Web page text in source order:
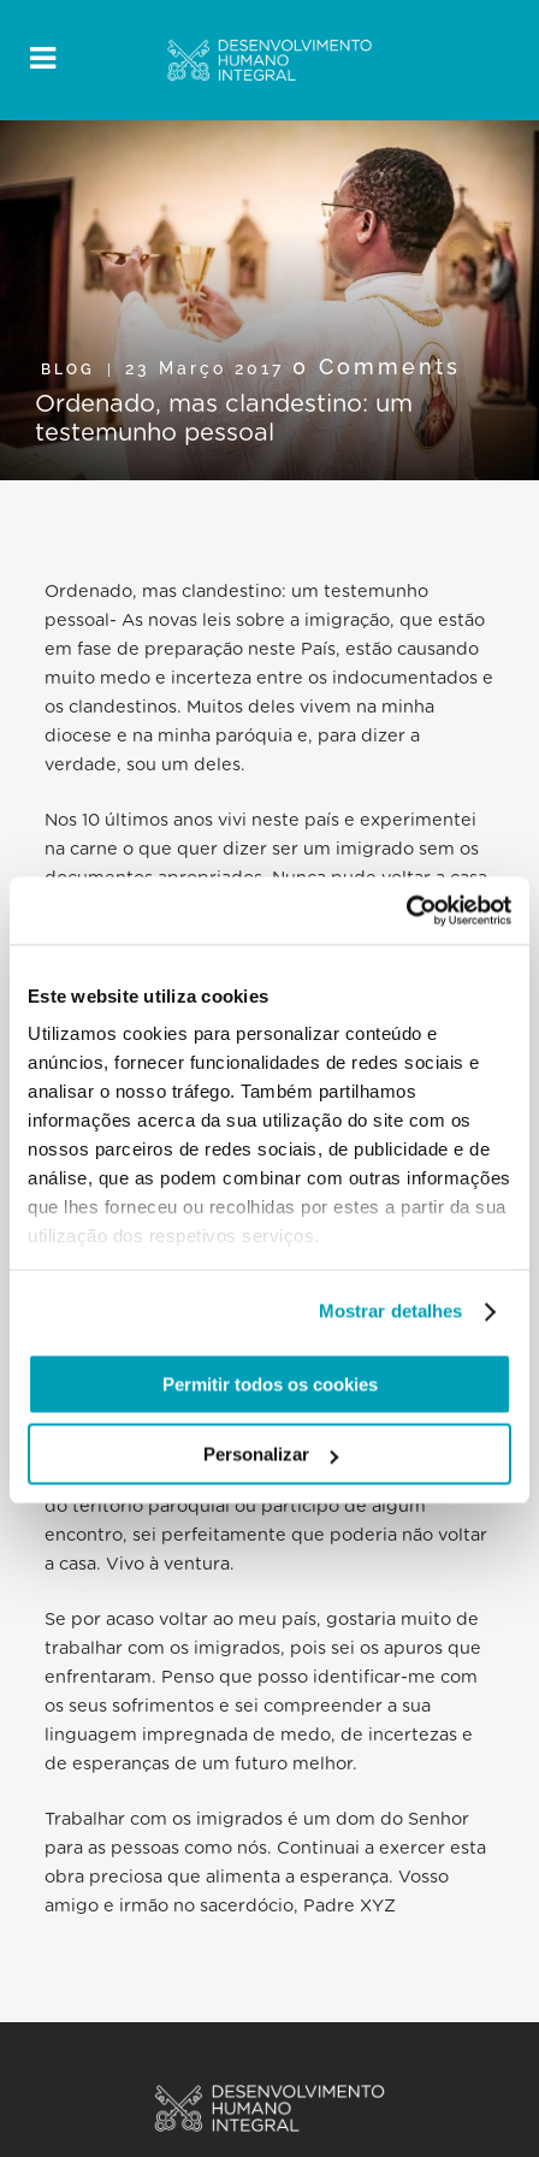
Este website utiliza cookies
Utilizamos cookies para personalizar conteúdo e
anúncios, fornecer funcionalidades de redes sociais e
analisar o nosso tráfego. Também partilhamos
informações acerca da sua utilização do site com os
nossos parceiros de redes sociais, de publicidade e de
análise, que as podem combinar com outras informações
que lhes forneceu ou recolhidas por estes a partir da sua
utilização dos respetivos serviços.
Mostrar detalhes
Permitir todos os cookies
Personalizar
BLOG 23 Março 2017 0 Comments
Ordenado, mas clandestino: um
testemunho pessoal
Ordenado, mas clandestino: um testemunho
pessoal- As novas leis sobre a imigração, que estão
em fase de preparação neste País, estão causando
muito medo e incerteza entre os indocumentados e
os clandestinos. Muitos deles vivem na minha
diocese e na minha paróquia e, para dizer a
verdade, sou um deles.
Nos 10 últimos anos vivi neste país e experimentei
na carne o que quer dizer ser um imigrado sem os
documentos apropriados. Nunca pude voltar a casa,
diocese, para estudar na perspectiva do
seminário onde estudei fez confusão com os meus
Com a ajuda de alcun advogados, meu bispo tentou
corrigir o meu estatuto, mas em quese dez anos,
nada conseguiram fazer. O resultado de tudo isto é
que deverei deixar o país espontaneamente. Do
contrário, as autoridades virão procurar-me, como
enquanto estou a conduzir. Viver nessa situação
Sei agora o que experimentam os imigrados,
porque é esta a vida que vivo todos os dias.
Quando saio da casa paroquial e vou ter com os
do teritório paroquial ou participo de algum
encontro, sei perfeitamente que poderia não voltar
a casa. Vivo à ventura.
Se por acaso voltar ao meu país, gostaria muito de
trabalhar com os imigrados, pois sei os apuros que
enfrentaram. Penso que posso identificar-me com
os seus sofrimentos e sei compreender a sua
linguagem impregnada de medo, de incertezas e
de esperanças de um futuro melhor.
Trabalhar com os imigrados é um dom do Senhor
para as pessoas como nós. Continuai a exercer esta
obra preciosa que alimenta a esperança. Vosso
amigo e irmão no sacerdócio, Padre XYZ